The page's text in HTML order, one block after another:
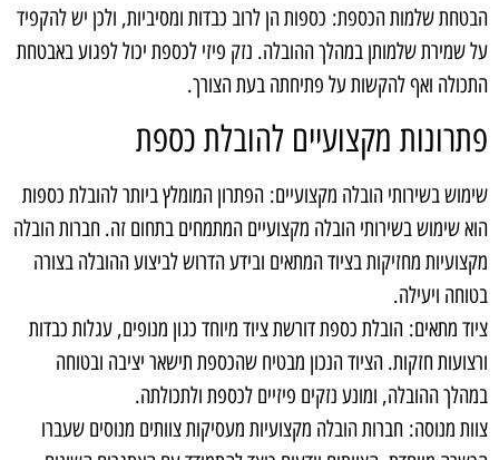
הבטחת שלמות הכספת: כספות הן לרוב כבדות ומסיביות, ולכן יש להקפיד
על שמירת שלמותן במהלך ההובלה. נזק פיזי לכספת יכול לפגוע באבטחת
התכולה ואף להקשות על פתיחתה בעת הצורך.
פתרונות מקצועיים להובלת כספת
שימוש בשירותי הובלה מקצועיים: הפתרון המומלץ ביותר להובלת כספות
הוא שימוש בשירותי הובלה מקצועיים המתמחים בתחום זה. חברות הובלה
מקצועיות מחזיקות בציוד המתאים ובידע הדרוש לביצוע ההובלה בצורה
בטוחה ויעילה.
ציוד מתאים: הובלת כספת דורשת ציוד מיוחד כגון מנופים, עגלות כבדות
ורצועות חזקות. הציוד הנכון מבטיח שהכספת תישאר יציבה ובטוחה
במהלך ההובלה, ומונע נזקים פיזיים לכספת ולתכולתה.
צוות מנוסה: חברות הובלה מקצועיות מעסיקות צוותים מנוסים שעברו